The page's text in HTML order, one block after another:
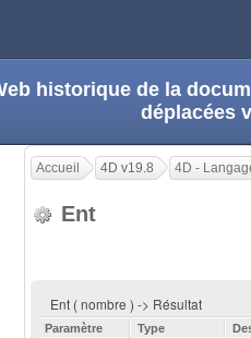
historique de la
déplacées
Accueil 4D v19.8 4D -
Ent
Ent ( nombre ) -> Résultat
Paramètre Type